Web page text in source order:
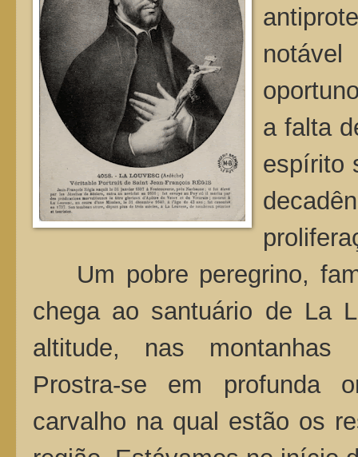
a falta
espírito
Um pobre peregrino,
chega ao santuário de La
altitude, nas montanhas
Prostra-se em profunda
carvalho na qual estão os